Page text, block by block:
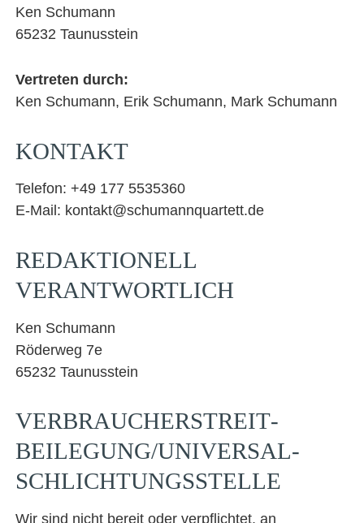
Ken Schumann
65232 Taunusstein
Vertreten durch:
Ken Schumann, Erik Schumann, Mark Schumann
KONTAKT
Telefon: +49 177 5535360
E-Mail: kontakt@schumannquartett.de
REDAKTIONELL
VERANTWORTLICH
Ken Schumann
Röderweg 7e
65232 Taunusstein
VERBRAUCHER­STREIT­
BEILEGUNG/UNIVERSAL­
SCHLICHTUNGS­STELLE
Wir sind nicht bereit oder verpflichtet, an